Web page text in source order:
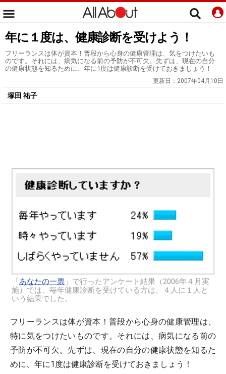
年に１度は、健康診断を受けよう！
フリーランスは体が資本！普段から心身の健康管理は、気をつけたいも
のです。それには、病気になる前の予防が不可欠。先ずは、現在の自分
の健康状態を知るために、年に1度は健康診断を受けておきましょう！
更新日： 2007年04月10日
塚田 祐子
「あなたの一票 」で行ったアンケート結果（2006年４月実
施）では、毎年健康診断を受けている方は、４人に１人と
いう結果でした。
フリーランスは体が資本！普段から心身の健康管理は、
特に気をつけたいものです。それには、病気になる前の
予防が不可欠。先ずは、現在の自分の健康状態を知るた
めに、年に1度は健康診断を受けておきましょう！